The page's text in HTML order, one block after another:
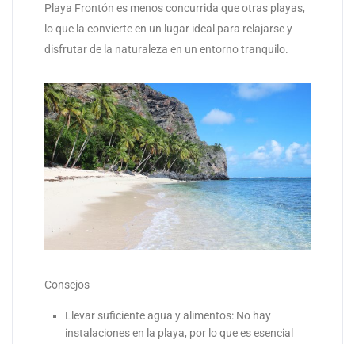
Playa Frontón es menos concurrida que otras playas,
lo que la convierte en un lugar ideal para relajarse y
disfrutar de la naturaleza en un entorno tranquilo.
Consejos
Llevar suficiente agua y alimentos: No hay
instalaciones en la playa, por lo que es esencial